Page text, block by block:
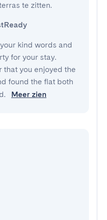
te zitten.
kind words and
for your stay.
you enjoyed the
found the flat both
Meer zien